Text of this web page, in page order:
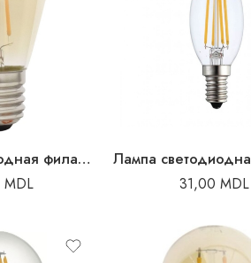
Лампа светодиодная филаментная 2B 2700K A60 LUMINA LED
MDL 31,00MDL